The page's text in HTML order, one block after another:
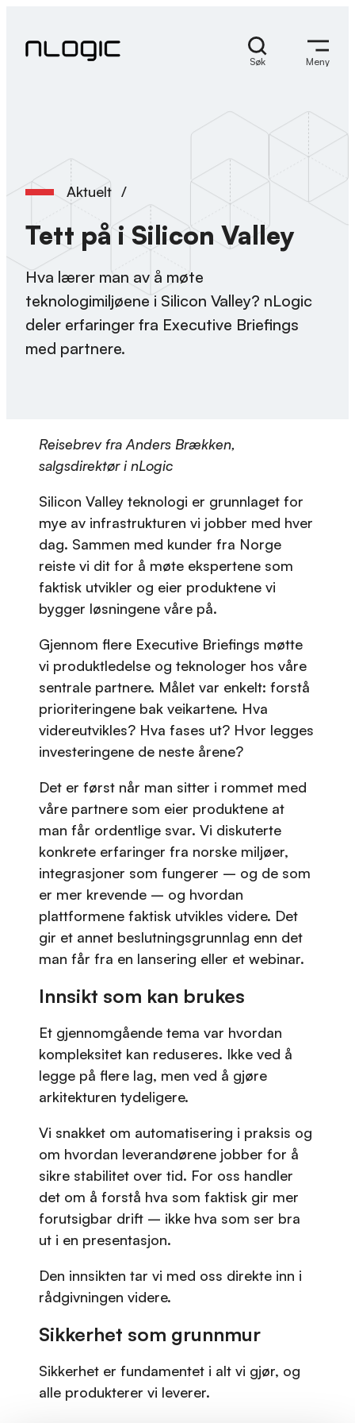
innhold
Søk Meny
Aktuelt /
Tett på i Silicon Valley
Hva lærer man av å møte
teknologimiljøene i Silicon Valley? nLogic
deler erfaringer fra Executive Briefings
med partnere.
Reisebrev fra Anders Brækken,
salgsdirektør i nLogic
Silicon Valley teknologi er grunnlaget for
mye av infrastrukturen vi jobber med hver
dag. Sammen med kunder fra Norge
reiste vi dit for å møte ekspertene som
faktisk utvikler og eier produktene vi
bygger løsningene våre på.
Gjennom flere Executive Briefings møtte
vi produktledelse og teknologer hos våre
sentrale partnere. Målet var enkelt: forstå
prioriteringene bak veikartene. Hva
videreutvikles? Hva fases ut? Hvor legges
investeringene de neste årene?
Det er først når man sitter i rommet med
våre partnere som eier produktene at
man får ordentlige svar. Vi diskuterte
konkrete erfaringer fra norske miljøer,
integrasjoner som fungerer – og de som
er mer krevende – og hvordan
plattformene faktisk utvikles videre. Det
gir et annet beslutningsgrunnlag enn det
man får fra en lansering eller et webinar.
Innsikt som kan brukes
Et gjennomgående tema var hvordan
kompleksitet kan reduseres. Ikke ved å
legge på flere lag, men ved å gjøre
arkitekturen tydeligere.
Vi snakket om automatisering i praksis og
om hvordan leverandørene jobber for å
sikre stabilitet over tid. For oss handler
det om å forstå hva som faktisk gir mer
forutsigbar drift – ikke hva som ser bra
ut i en presentasjon.
Den innsikten tar vi med oss direkte inn i
rådgivningen videre.
Sikkerhet som grunnmur
Sikkerhet er fundamentet i alt vi gjør, og
alle produkterer vi leverer.